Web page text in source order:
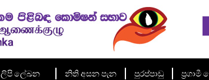
ලිපි ලේඛන නිති අසන පැන පුරප්පාඩු ප්‍රගාමී